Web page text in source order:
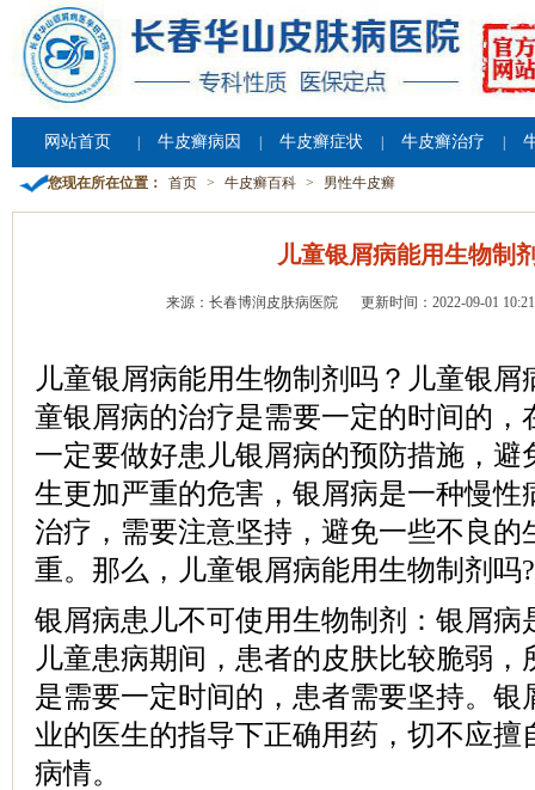
网站首页 牛皮癣病因 牛皮癣症状 牛皮癣治疗
您现在所在位置： 首页 > 牛皮癣百科 > 男性牛皮癣
儿童银屑病能用生物制
来源：长春博润皮肤病医院 更新时间：2022-09-01
儿童银屑病能用生物制剂吗？儿童银屑
童银屑病的治疗是需要一定的时间的，
一定要做好患儿银屑病的预防措施，避
生更加严重的危害，银屑病是一种慢性
治疗，需要注意坚持，避免一些不良的
重。那么，儿童银屑病能用生物制剂吗?
银屑病患儿不可使用生物制剂：银屑病
儿童患病期间，患者的皮肤比较脆弱
是需要一定时间的，患者需要坚持。银
业的医生的指导下正确用药，切不应擅
病情。